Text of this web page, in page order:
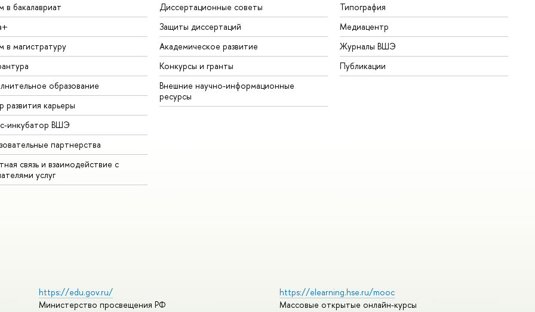
в бакалавриат
в магистратуру
образование
развития карьеры
инкубатор ВШЭ
партнерства
связь и взаимодействие с
услуг
Диссертационные советы
Защиты диссертаций
Академическое развитие
Конкурсы и гранты
Внешние научно-информационные
ресурсы
Типография
Медиацентр
Журналы ВШЭ
Публикации
https://edu.gov.ru/
Министерство просвещения РФ
https://elearning.hse.ru/mooc
Массовые открытые онлайн-курсы